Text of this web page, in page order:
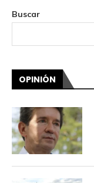
Buscar
OPINIÓN